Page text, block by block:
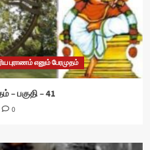
புராணம் எனும் பேரமுதம்
– பகுதி – 41
0